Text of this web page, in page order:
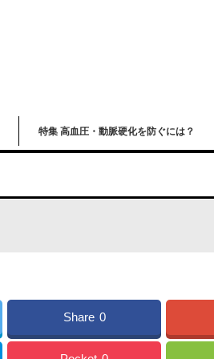
特集 高血圧・動脈硬化を防ぐには？
Share 0